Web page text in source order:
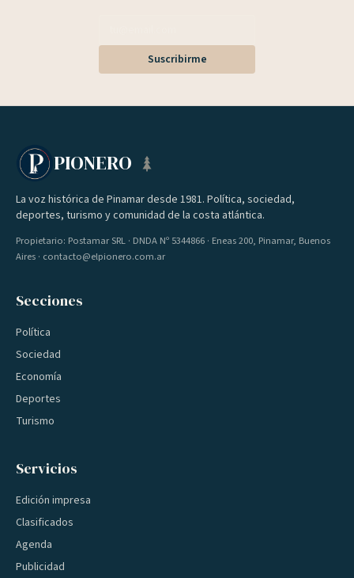
Suscribirme
PIONERO
La voz histórica de Pinamar desde 1981. Política, sociedad,
deportes, turismo y comunidad de la costa atlántica.
Propietario: Postamar SRL · DNDA Nº 5344866 · Eneas 200, Pinamar, Buenos
Aires · contacto@elpionero.com.ar
Secciones
Política
Sociedad
Economía
Deportes
Turismo
Servicios
Edición impresa
Clasificados
Agenda
Publicidad